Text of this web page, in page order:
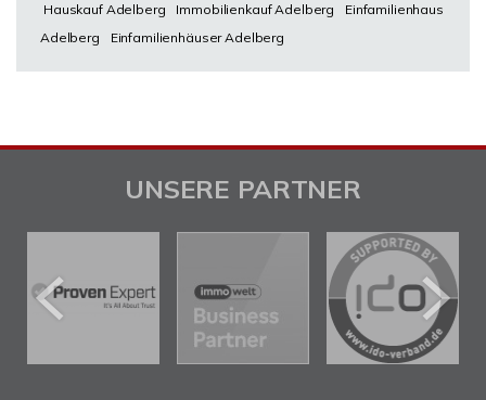
Hauskauf Adelberg
Immobilienkauf Adelberg
Einfamilienhaus
Adelberg
Einfamilienhäuser Adelberg
UNSERE PARTNER